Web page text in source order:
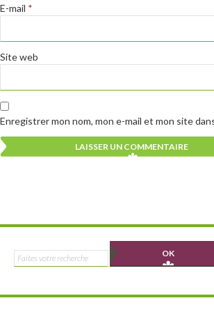
E-mail *
Site web
Enregistrer mon nom, mon e-mail et mon site
Rechercher :